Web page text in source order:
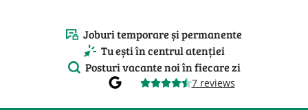
Joburi temporare și permanente
Tu ești în centrul atenției
Posturi vacante noi în fiecare zi
7 reviews